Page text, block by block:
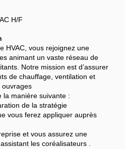
H/F
HVAC, vous rejoignez une
animant un vaste réseau de
Notre mission est d’assurer
de chauffage, ventilation et
ouvrages
la manière suivante :
de la stratégie
vous ferez appliquer auprès
et vous assurez une
les coréalisateurs .